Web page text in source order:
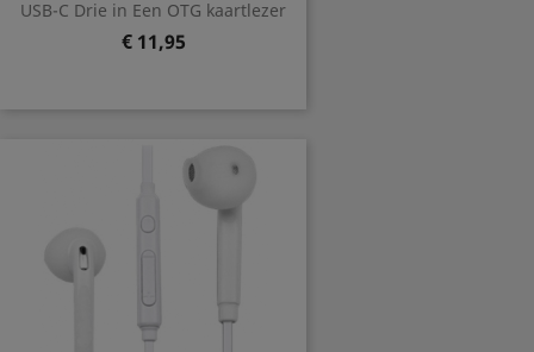
USB-C Drie in Een OTG kaartlezer
Prijs
€ 11,95